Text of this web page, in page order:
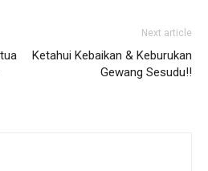
Next article
Ketahui Kebaikan & Keburukan
Gewang Sesudu!!